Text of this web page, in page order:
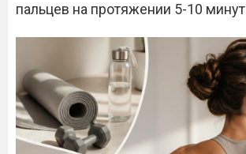
пальцев на протяжении 5-10